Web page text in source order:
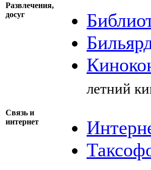
Развлечения,
досуг
летний
Cвязь и
интернет